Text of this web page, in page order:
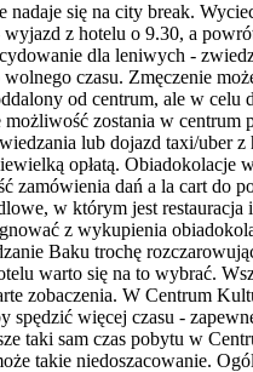
nadaje się na city break.
z hotelu o 9.30, a
dla leniwych -
wolnego czasu. Zmęczenie
od centrum, ale w celu
zostania w centrum
lub dojazd taxi/uber z
opłatą. Obiadokolacje
zamówienia dań a la cart do
w którym jest
z wykupienia
Baku trochę
warto się na to wybrać.
zobaczenia. W Centrum
spędzić więcej czasu -
taki sam czas pobytu w
takie niedoszacowanie.